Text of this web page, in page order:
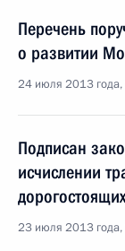
Перечень
о развитии
24 июля 2013
Подписан
исчислении
23 июля 2013